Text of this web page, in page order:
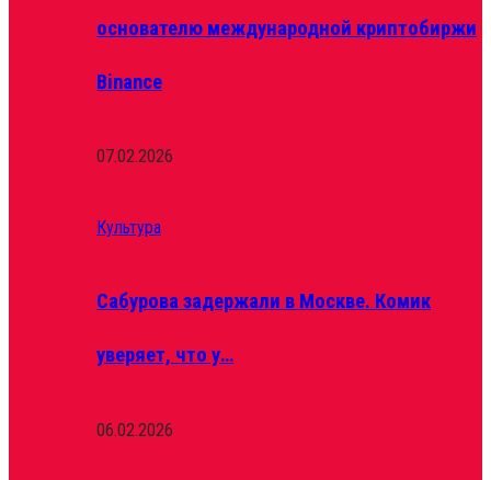
основателю международной криптобиржи
Binance
07.02.2026
Культура
Сабурова задержали в Москве. Комик
уверяет, что у…
06.02.2026